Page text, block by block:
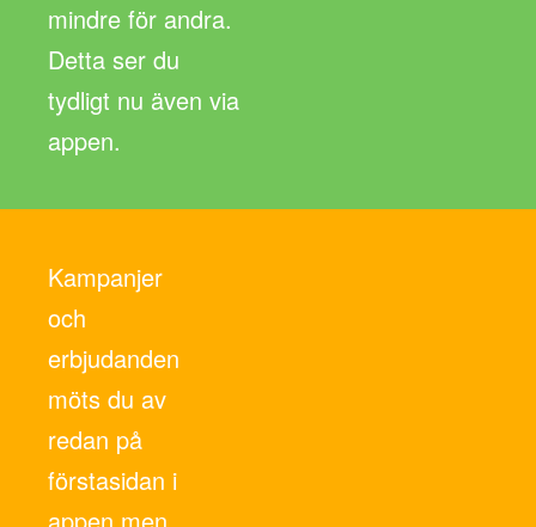
mindre för andra.
Detta ser du
tydligt nu även via
appen.
Kampanjer
och
erbjudanden
möts du av
redan på
förstasidan i